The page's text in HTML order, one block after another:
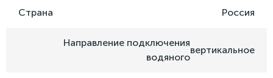
Страна Россия
Направление подключения
водяного
вертикальное